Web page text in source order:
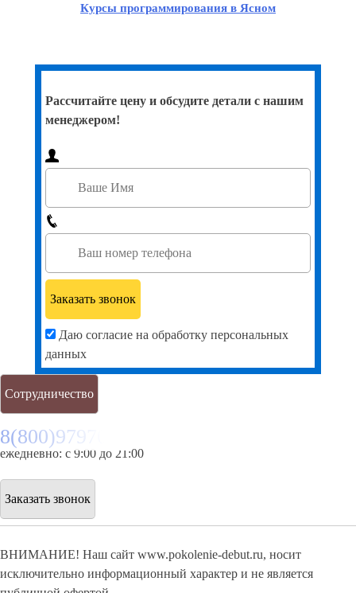
Курсы программирования в Ясном
Рассчитайте цену и обсудите детали с нашим
менеджером!
Даю согласие на обработку персональных
данных
Сотрудничество
8(800)9797043
ежедневно: с 9:00 до 21:00
Заказать звонок
ВНИМАНИЕ! Наш сайт www.pokolenie-debut.ru, носит
исключительно информационный характер и не является